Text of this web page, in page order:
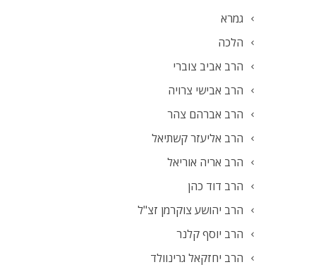
גמרא
הלכה
הרב אביב צוברי
הרב אבישי צרויה
הרב אברהם צהר
הרב אליעזר קשתיאל
הרב אריה אוריאל
הרב דוד כהן
הרב יהושע צוקרמן זצ"ל
הרב יוסף קלנר
הרב יחזקאל גרינוולד